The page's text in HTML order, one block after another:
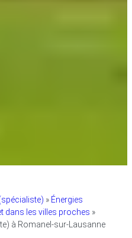
» Énergies
dans les villes proches »
à Romanel-sur-Lausanne